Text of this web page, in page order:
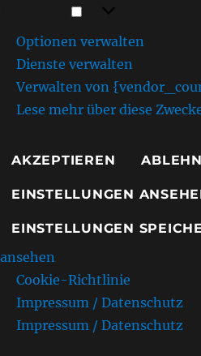
Optionen verwalten
Dienste verwalten
Verwalten von
Lese mehr über diese
AKZEPTIEREN
EINSTELLUNGEN
EINSTELLUNGEN
ansehen
Cookie-Richtlinie
Impressum / Datenschutz
Impressum / Datenschutz